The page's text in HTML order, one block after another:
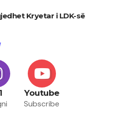
Kryetar i LDK-së
Youtube
Subscribe